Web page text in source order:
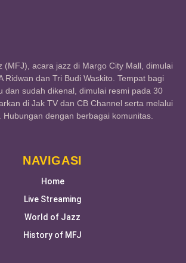
(MFJ), acara jazz di Margo City Mall, dimulai
Ridwan dan Tri Budi Waskito. Tempat bagi
dan sudah dikenal, dimulai resmi pada 30
di Jak TV dan CB Channel serta melalui
Hubungan dengan berbagai komunitas.
NAVIGASI
Home
Live Streaming
World of Jazz
History of MFJ